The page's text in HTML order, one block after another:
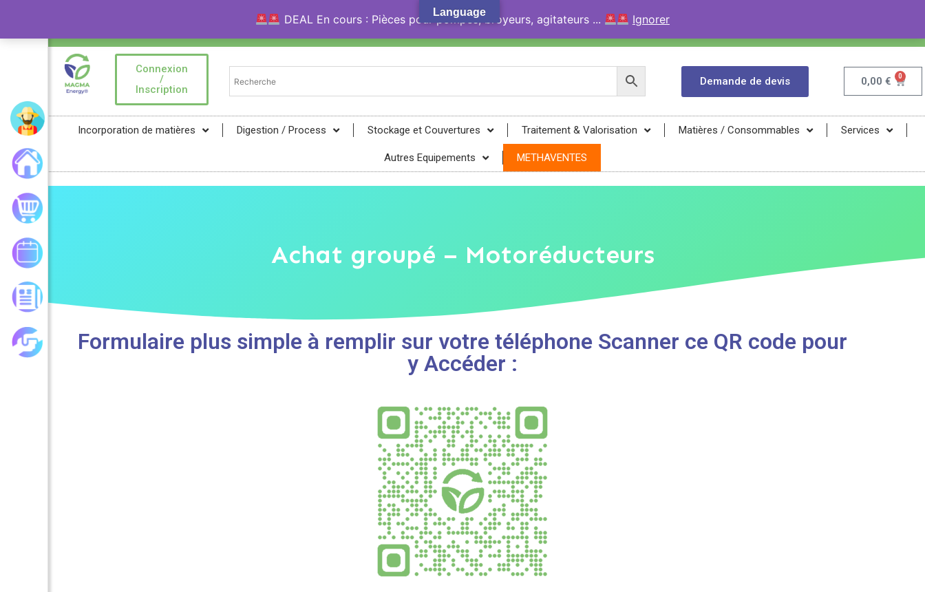
Bienvenue sur la Marketplace MAGMA Energy® !
+33 (0)9 84 04 07 52
Connexion
/
Inscription
Demande de devis 0,00€ 0
Incorporation de matières Digestion / Process Stockage et Couvertures Traitement & Valorisation Matières / Consommables Services
Autres Equipements METHAVENTES
Mon compte
Les achats groupés
Achat groupé – Motoréducteurs
Formulaire plus simple à remplir sur votre téléphone Scanner ce QR code pour
y Accéder :
Language
DEAL En cours : Pièces pour pompes, broyeurs, agitateurs ... Ignorer